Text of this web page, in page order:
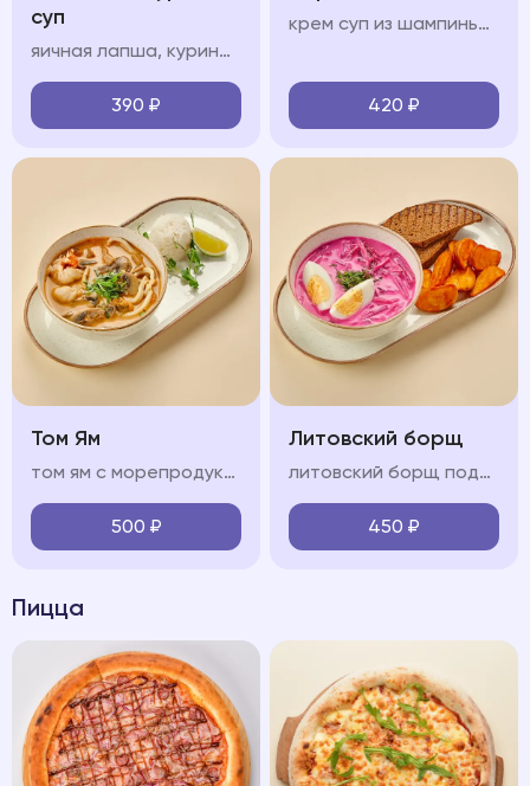
суп
яичная лапша, куриный бульон, филе цыпленка, куриное яйцо, зелень
390 ₽
крем суп из шампиньонов, сливки, чеснок, ухарики
420 ₽
Том Ям
том ям с морепродуктами на кокосовом молоке с кальмарами, креветкой, мидиями, грибами шиитаке и шампиньонами, подается с рисом
500 ₽
Литовский борщ
литовский борщ подается картофелем спайс и черным хлебом
450 ₽
Пицца